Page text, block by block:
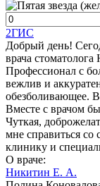
2ГИС
Добрый день!
врача
Профессионал с
вежлив и
обезболивающее.
Вместе с врачом
Чуткая,
мне справиться
клинику и
О враче:
Никитин Е. А.